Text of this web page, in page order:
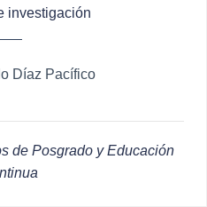
investigación
Díaz Pacífico
de Posgrado y Educación